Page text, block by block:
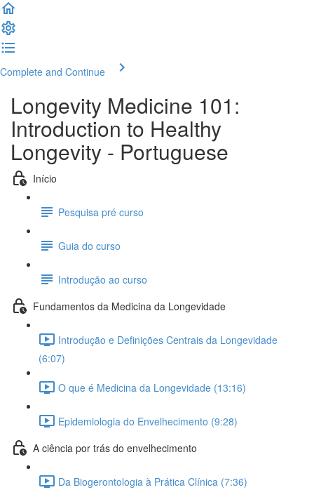
Complete and Continue
Longevity Medicine 101:
Introduction to Healthy
Longevity - Portuguese
Início
Pesquisa pré curso
Guia do curso
Introdução ao curso
Fundamentos da Medicina da Longevidade
Introdução e Definições Centrais da Longevidade
(6:07)
O que é Medicina da Longevidade (13:16)
Epidemiologia do Envelhecimento (9:28)
A ciência por trás do envelhecimento
Da Biogerontologia à Prática Clínica (7:36)